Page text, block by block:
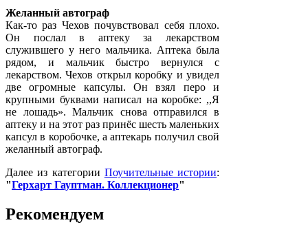
Желанный автограф
Как-то раз Чехов почувствовал себя плохо.
Он послал в аптеку за лекарством
служившего у него мальчика. Аптека была
рядом, и мальчик быстро вернулся с
лекарством. Чехов открыл коробку и увидел
две огромные капсулы. Он взял перо и
крупными буквами написал на коробке: ,,Я
не лошадь». Мальчик снова отправился в
аптеку и на этот раз принёс шесть маленьких
капсул в коробочке, а аптекарь получил свой
желанный автограф.
Далее из категории Поучительные истории:
"Герхарт Гауптман. Коллекционер"
Рекомендуем